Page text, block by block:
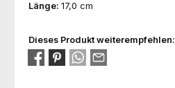
Länge: 17,0 cm
Dieses Produkt weiterempfehlen: